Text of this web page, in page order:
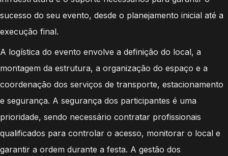
sucesso do seu evento, desde o planejamento inicial até a
execução final.
A logística do evento envolve a definição do local, a
montagem da estrutura, a organização do espaço e a
coordenação dos serviços de transporte, estacionamento
e segurança. A segurança dos participantes é uma
prioridade, sendo necessário contratar profissionais
qualificados para controlar o acesso, monitorar o local e
garantir a ordem durante a festa. A gestão dos